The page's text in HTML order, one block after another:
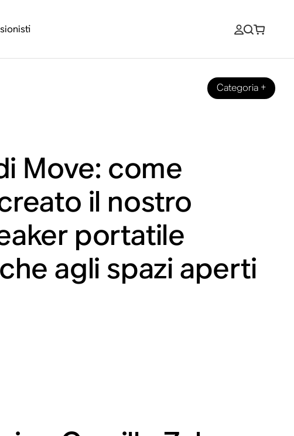
Categoria +
Move: come
il nostro
portatile
agli spazi aperti